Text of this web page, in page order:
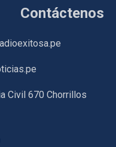
Contáctenos
Civil 670 Chorrillos